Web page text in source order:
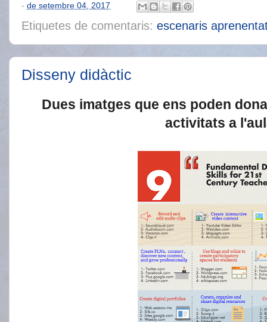
- de setembre 04, 2017
Etiquetes de comentaris: escenaris
Disseny didàctic
Dues imatges que ens poden
activitats a